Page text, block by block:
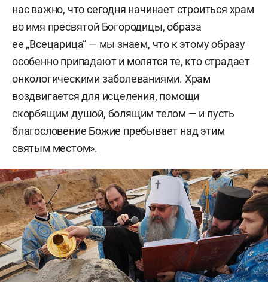
нас важно, что сегодня начинает строиться храм
во имя пресвятой Богородицы, образа
ее „Всецарица“ — мы знаем, что к этому образу
особенно припадают и молятся те, кто страдает
онкологическими заболеваниями. Храм
воздвигается для исцеления, помощи
скорбящим душой, болящим телом — и пусть
благословение Божие пребывает над этим
святым местом».